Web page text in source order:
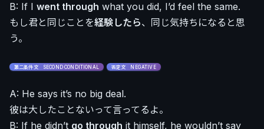
B: If I went through what you did, I’d feel the same.
もし君と同じことを経験したら、同じ気持ちになると思
う。
第二条件文 SECOND CONDITIONAL 否定文 NEGATIVE
A: He says it’s no big deal.
彼は大したことないって言ってるよ。
B: If he didn’t go through it himself, he wouldn’t say